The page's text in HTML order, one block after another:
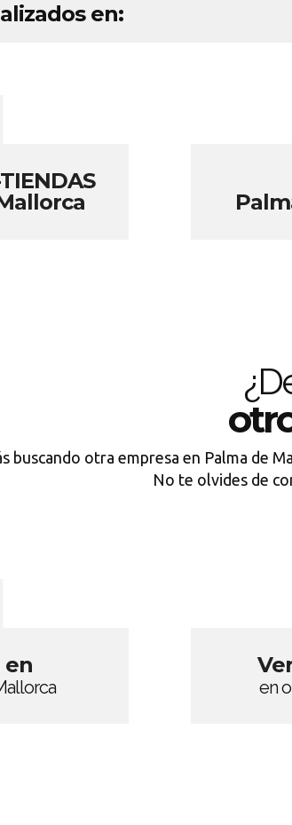
en:
buscando otra empresa en Palma de
No te olvides de
en
en